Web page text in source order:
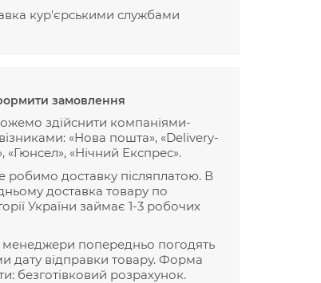
кур'єрськими службами
замовлення
здійснити компаніями-
«Нова пошта», «Delivery-
«Гюнсел», «Нічний Експрес».
робимо доставку післяплатою. В
доставка товару по
України займає 1-3 робочих
попередньо погодять
дату відправки товару. Форма
безготівковий розрахунок.